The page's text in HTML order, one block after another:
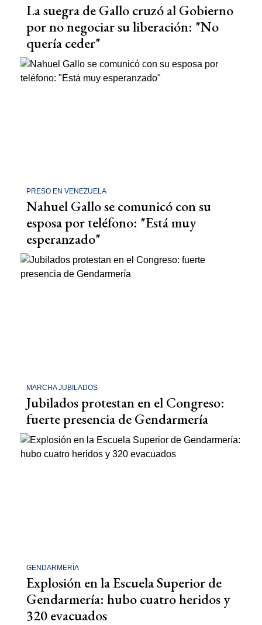
La suegra de Gallo cruzó al Gobierno
por no negociar su liberación: "No
quería ceder"
PRESO EN VENEZUELA
Nahuel Gallo se comunicó con su
esposa por teléfono: "Está muy
esperanzado"
MARCHA JUBILADOS
Jubilados protestan en el Congreso:
fuerte presencia de Gendarmería
GENDARMERÍA
Explosión en la Escuela Superior de
Gendarmería: hubo cuatro heridos y
320 evacuados